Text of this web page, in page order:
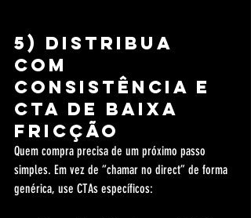
5) Distribua
com
consistência e
CTA de baixa
fricção
Quem compra precisa de um próximo passo
simples. Em vez de “chamar no direct” de forma
genérica, use CTAs específicos: